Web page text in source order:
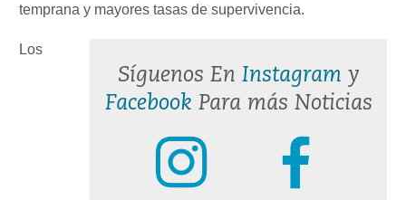
temprana y mayores tasas de supervivencia.
Síguenos En Instagram y
Facebook Para más Noticias
Los